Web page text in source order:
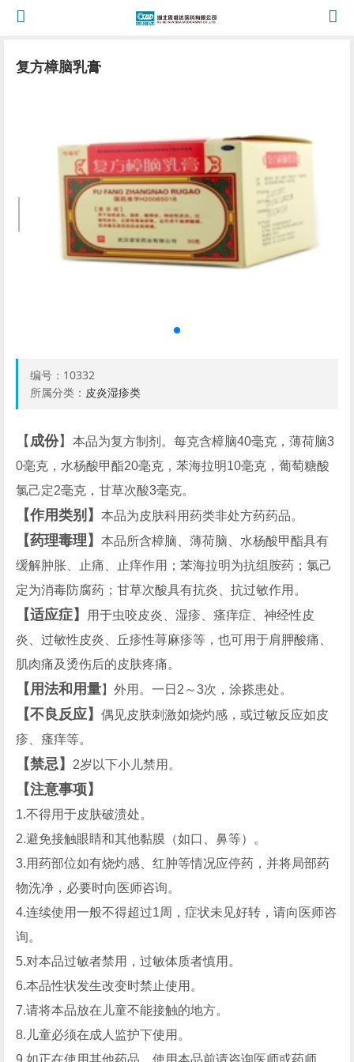
复方樟脑乳膏
编号： 10332
所属分类： 皮炎湿疹类
【 成份】 本品为复方制剂。每克含樟脑40毫克，薄荷脑3
0毫克，水杨酸甲酯20毫克，苯海拉明10毫克，葡萄糖酸
氯己定2毫克，甘草次酸3毫克。
【作用类别】 本品为皮肤科用药类非处方药药品。
【药理毒理】 本品所含樟脑、薄荷脑、水杨酸甲酯具有
缓解肿胀、止痛、止痒作用；苯海拉明为抗组胺药；氯己
定为消毒防腐药；甘草次酸具有抗炎、抗过敏作用。
【适应症】
用于虫咬皮炎、湿疹、瘙痒症、神经性皮
炎、过敏性皮炎、丘疹性荨麻疹等，也可用于肩胛酸痛、
肌肉痛及烫伤后的皮肤疼痛。
【用法和用量】外用。一日2～3次，涂搽患处。
【不良反应】 偶见皮肤刺激如烧灼感，或过敏反应如皮
疹、瘙痒等。
【禁忌】 2岁以下小儿禁用。
【注意事项】
1.不得用于皮肤破溃处。
2.避免接触眼睛和其他黏膜（如口、鼻等）。
3.用药部位如有烧灼感、红肿等情况应停药，并将局部药
物洗净，必要时向医师咨询。
4.连续使用一般不得超过1周，症状未见好转，请向医师咨
询。
5.对本品过敏者禁用，过敏体质者慎用。
6.本品性状发生改变时禁止使用。
7.请将本品放在儿童不能接触的地方。
8.儿童必须在成人监护下使用。
9.如正在使用其他药品，使用本品前请咨询医师或药师。